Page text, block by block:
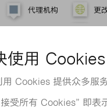
代理机构 更